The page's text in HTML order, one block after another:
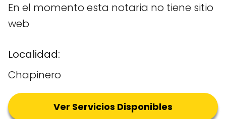
En el momento esta notaria no tiene sitio
web
Localidad:
Chapinero
Ver Servicios Disponibles